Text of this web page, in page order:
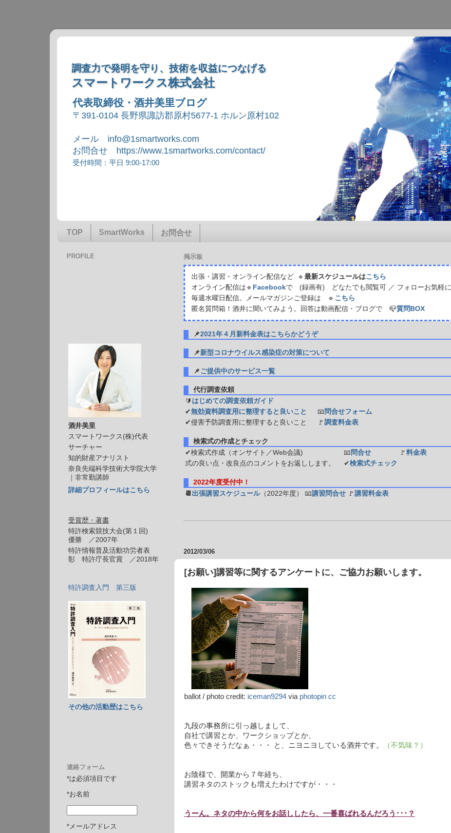
調査力で発明を守り、技術を収益につなげる
スマートワークス株式会社
代表取締役・酒井美里ブログ
〒391-0104 長野県諏訪郡原村5677-1 ホルン原村102
メール info@1smartworks.com
お問合せ https://www.1smartworks.com/contact/
受付時間：平日 9:00-17:00
TOP SmartWorks お問合せ
掲示板
出張・講習・オンライン配信など 🔹 最新スケジュールはこちら
オンライン配信は🔹 Facebookで (録画有) どなたでも閲覧可 ／ フォローお気軽に
毎週水曜日配信。メールマガジンご登録は 🔹 こちら
匿名質問箱！酒井に聞いてみよう。回答は動画配信・ブログで 📪質問BOX
📌2021年４月新料金表はこちらかどうぞ
📌新型コロナウイルス感染症の対策について
📌ご提供中のサービス一覧
代行調査依頼
🔰 はじめての調査依頼ガイド
✔無効資料調査用に整理すると良いこと 📧 問合せフォーム
✔侵害予防調査用に整理すると良いこと
🚩 調査料金表
検索式の作成とチェック
✔検索式作成（オンサイト／Web会議)
📧 問合せ 🚩 料金表
式の良い点・改良点のコメントをお返しします。
✔検索式チェック
2022年度受付中！
📆 出張講習スケジュール（2022年度） 📧講習問合せ 🚩 講習料金表
2012/03/06
[お願い]講習等に関するアンケートに、ご協力お願いします。
ballot / photo credit: iceman9294 via photopin cc
九段の事務所に引っ越しまして、
自社で講習とか、ワークショップとか、
色々できそうだなぁ・・・ と、ニヨニヨしている酒井です。
（不気味？）
お陰様で、開業から７年経ち、
講習ネタのストックも増えたわけですが・・・
うーん。ネタの中から何をお話ししたら、一番喜ばれるんだろう･･･？
PROFILE
酒井美里
スマートワークス(株)代表
サーチャー
知的財産アナリスト
奈良先端科学技術大学院大学
｜非常勤講師
詳細プロフィールはこちら
受賞歴・著書
特許検索競技大会(第１回)
優勝 ／2007年
特許情報普及活動功労者表
彰 特許庁長官賞 ／2018年
特許調査入門 第三版
その他の活動歴はこちら
連絡フォーム
*は必須項目です
*お名前
*メールアドレス